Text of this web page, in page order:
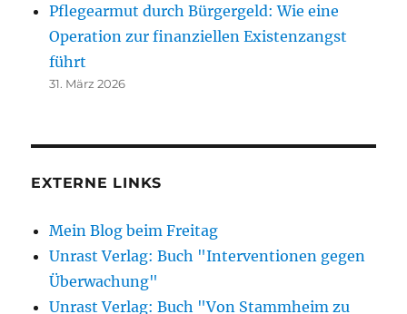
Pflegearmut durch Bürgergeld: Wie eine
Operation zur finanziellen Existenzangst
führt
31. März 2026
EXTERNE LINKS
Mein Blog beim Freitag
Unrast Verlag: Buch "Interventionen gegen
Überwachung"
Unrast Verlag: Buch "Von Stammheim zu